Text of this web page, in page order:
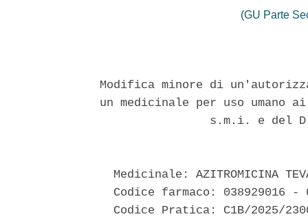
(GU Parte
Modifica minore di
un medicinale per uso umano
s.m.i. e del
Medicinale: AZITROMICINA
Codice farmaco: 038929016
Codice Pratica: C1B/2025/